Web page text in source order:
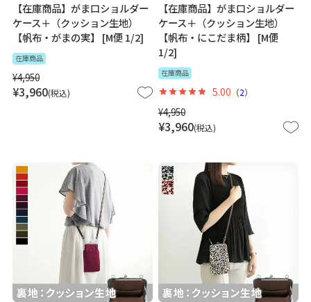
【在庫商品】がま口ショルダー
ケース＋（クッション生地）
【帆布・がまの実】 [M便 1/2]
在庫商品
¥4,950
¥3,960 税込
【在庫商品】がま口ショルダー
ケース＋（クッション生地）
【帆布・にこだま柄】 [M便
1/2]
在庫商品
¥4,950
¥3,960 税込
5.00 （2）